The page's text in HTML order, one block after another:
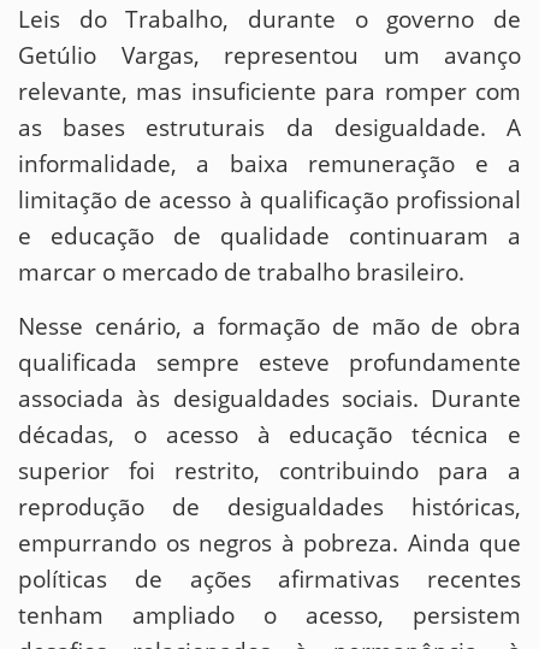
Leis do Trabalho, durante o governo de
Getúlio Vargas, representou um avanço
relevante, mas insuficiente para romper com
as bases estruturais da desigualdade. A
informalidade, a baixa remuneração e a
limitação de acesso à qualificação profissional
e educação de qualidade continuaram a
marcar o mercado de trabalho brasileiro.
Nesse cenário, a formação de mão de obra
qualificada sempre esteve profundamente
associada às desigualdades sociais. Durante
décadas, o acesso à educação técnica e
superior foi restrito, contribuindo para a
reprodução de desigualdades históricas,
empurrando os negros à pobreza. Ainda que
políticas de ações afirmativas recentes
tenham ampliado o acesso, persistem